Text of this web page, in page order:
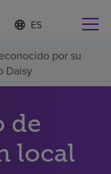
Lista
de
idiomas
contraída
d
o
m
a
l
e
c
de usted
por su
Daisy
de
local